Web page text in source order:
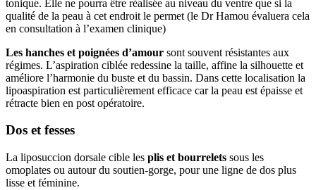
tonique. Elle ne pourra être réalisée au niveau du ventre que si la
qualité de la peau à cet endroit le permet (le Dr Hamou évaluera cela
en consultation à l’examen clinique)
Les hanches et poignées d’amour sont souvent résistantes aux
régimes. L’aspiration ciblée redessine la taille, affine la silhouette et
améliore l’harmonie du buste et du bassin. Dans cette localisation la
lipoaspiration est particulièrement efficace car la peau est épaisse et
rétracte bien en post opératoire.
Dos et fesses
La liposuccion dorsale cible les plis et bourrelets sous les
omoplates ou autour du soutien-gorge, pour une ligne de dos plus
lisse et féminine.